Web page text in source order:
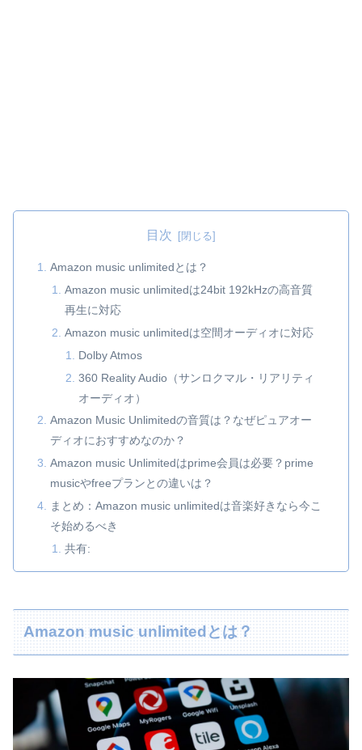
目次
Amazon music unlimitedとは？
Amazon music unlimitedは24bit 192kHzの高音質
再生に対応
Amazon music unlimitedは空間オーディオに対応
Dolby Atmos
360 Reality Audio（サンロクマル・リアリティ
オーディオ）
Amazon Music Unlimitedの音質は？なぜピュアオー
ディオにおすすめなのか？
Amazon music Unlimitedはprime会員は必要？prime
musicやfreeプランとの違いは？
まとめ：Amazon music unlimitedは音楽好きなら今こ
そ始めるべき
共有:
Amazon music unlimitedとは？